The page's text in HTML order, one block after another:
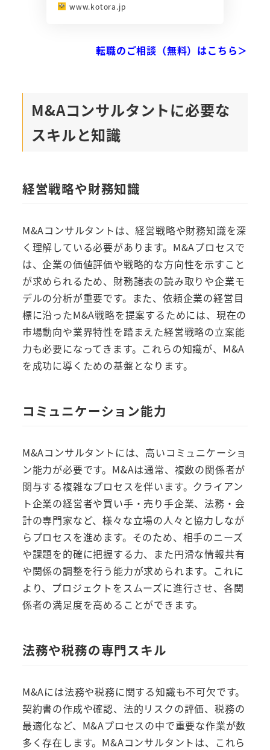
www.kotora.jp
転職のご相談（無料）はこちら＞
M&Aコンサルタントに必要な
スキルと知識
経営戦略や財務知識
M&Aコンサルタントは、経営戦略や財務知識を深
く理解している必要があります。M&Aプロセスで
は、企業の価値評価や戦略的な方向性を示すこと
が求められるため、財務諸表の読み取りや企業モ
デルの分析が重要です。また、依頼企業の経営目
標に沿ったM&A戦略を提案するためには、現在の
市場動向や業界特性を踏まえた経営戦略の立案能
力も必要になってきます。これらの知識が、M&A
を成功に導くための基盤となります。
コミュニケーション能力
M&Aコンサルタントには、高いコミュニケーショ
ン能力が必要です。M&Aは通常、複数の関係者が
関与する複雑なプロセスを伴います。クライアン
ト企業の経営者や買い手・売り手企業、法務・会
計の専門家など、様々な立場の人々と協力しなが
らプロセスを進めます。そのため、相手のニーズ
や課題を的確に把握する力、また円滑な情報共有
や関係の調整を行う能力が求められます。これに
より、プロジェクトをスムーズに進行させ、各関
係者の満足度を高めることができます。
法務や税務の専門スキル
M&Aには法務や税務に関する知識も不可欠です。
契約書の作成や確認、法的リスクの評価、税務の
最適化など、M&Aプロセスの中で重要な作業が数
多く存在します。M&Aコンサルタントは、これら